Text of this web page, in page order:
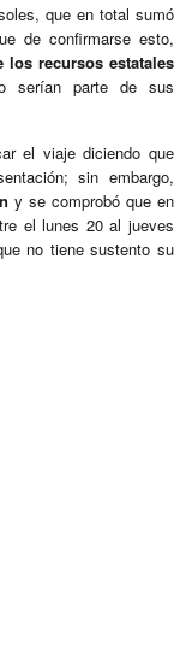
que en total sumó
de confirmarse esto,
recursos estatales
serían parte de sus
el viaje diciendo que
sin embargo,
y se comprobó que en
el lunes 20 al jueves
no tiene sustento su